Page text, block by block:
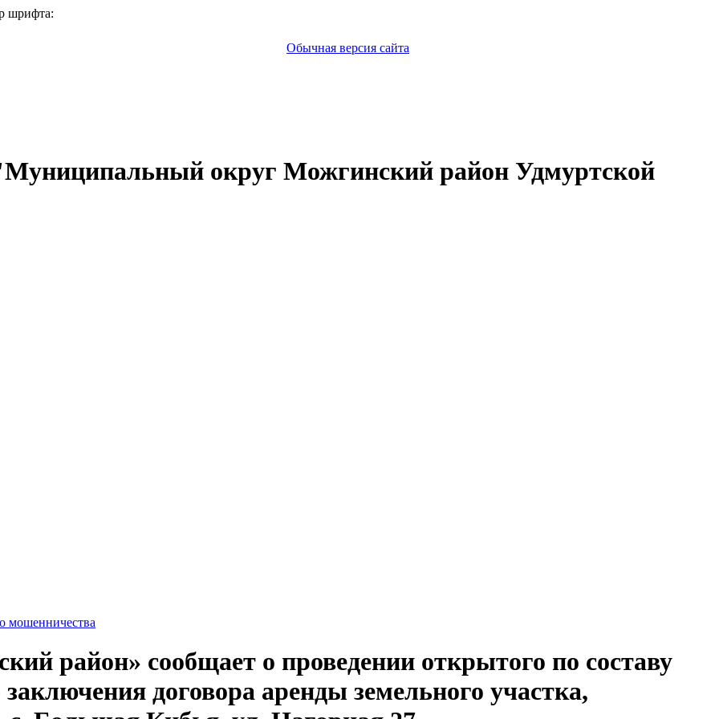
шрифта:
Обычная версия сайта
округ Можгинский район Удмуртской
мошенничества
район» сообщает о проведении открытого по составу
договора аренды земельного участка,